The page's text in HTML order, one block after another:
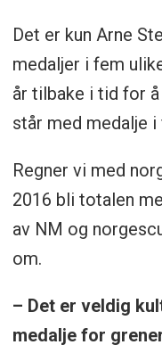
Det er kun Arne
medaljer i fem
år tilbake i tid for
står med medalje i
Regner vi med
2016 bli totalen
av NM og
om.
– Det er veldig
medalje for